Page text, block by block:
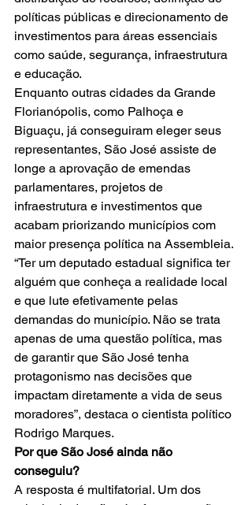
políticas públicas e direcionamento de
investimentos para áreas essenciais
como saúde, segurança, infraestrutura
e educação.
Enquanto outras cidades da Grande
Florianópolis, como Palhoça e
Biguaçu, já conseguiram eleger seus
representantes, São José assiste de
longe a aprovação de emendas
parlamentares, projetos de
infraestrutura e investimentos que
acabam priorizando municípios com
maior presença política na Assembleia.
“Ter um deputado estadual significa ter
alguém que conheça a realidade local
e que lute efetivamente pelas
demandas do município. Não se trata
apenas de uma questão política, mas
de garantir que São José tenha
protagonismo nas decisões que
impactam diretamente a vida de seus
moradores”, destaca o cientista político
Rodrigo Marques.
Por que São José ainda não
conseguiu?
A resposta é multifatorial. Um dos